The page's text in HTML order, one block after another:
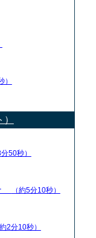
）
分50秒）
（約5分10秒）
約2分10秒）